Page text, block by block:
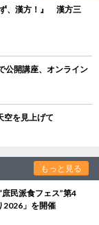
、漢方！』 漢方三
公開講座、オンライン
空を見上げて
もっと見る
民派食フェス”第4
2026」を開催